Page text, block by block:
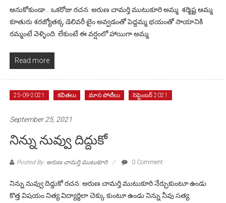
అనుకోకుండా… ఒకరోజు రచన: అరుణ చామర్తి ముటుకూరి అమ్మ శర్మిష్ట ఆమ్మ
కూతురు శరజ్యోతక్క డెలివరీ టైం అవ్వడంతో పెద్దమ్మ భయంతో సాయానికి
రమ్మంటే వెళ్ళింది. లేకుంటే ఈ వర్షంలో హాయిగా అమ్మ
Read more
25-09-2021 కవితలు మాస పోటీలు సెప్టెంబర్ 2021
September 25, 2021
నిన్ను నువ్వు దిద్దుకో
Posted By: అరుణ చామర్తి ముటుకూరి 0 Comment
నిన్ను నువ్వు దిద్దుకో రచన: అరుణ చామర్తి ముటుకూరి నేర్చుకుంటూ ఉండు
కొత్త విషయం నిత్య విద్యార్థిలా చెక్కు కుంటూ ఉండు నిన్ను నీవు సత్య